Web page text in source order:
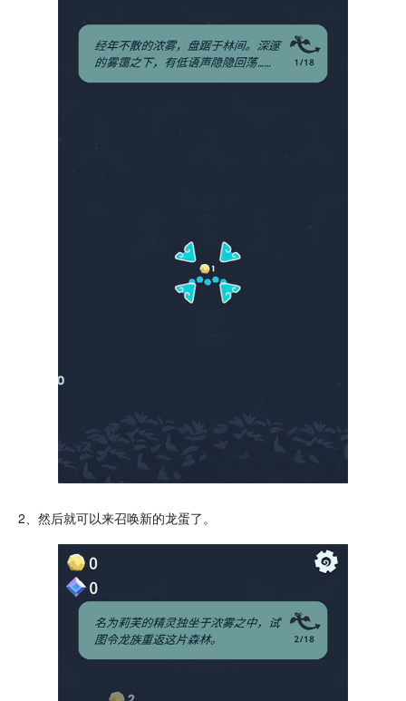
2、然后就可以来召唤新的龙蛋了。